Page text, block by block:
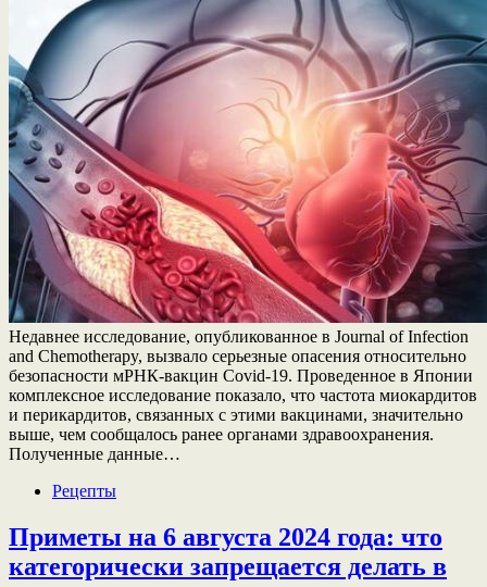
Недавнее исследование, опубликованное в Journal of Infection
and Chemotherapy, вызвало серьезные опасения относительно
безопасности мРНК-вакцин Covid-19. Проведенное в Японии
комплексное исследование показало, что частота миокардитов
и перикардитов, связанных с этими вакцинами, значительно
выше, чем сообщалось ранее органами здравоохранения.
Полученные данные…
Рецепты
Приметы на 6 августа 2024 года: что
категорически запрещается делать в